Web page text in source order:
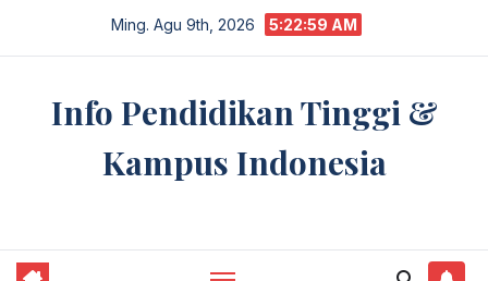
Ming. Agu 9th, 2026 5:23:00 AM
Info Pendidikan Tinggi &
Kampus Indonesia